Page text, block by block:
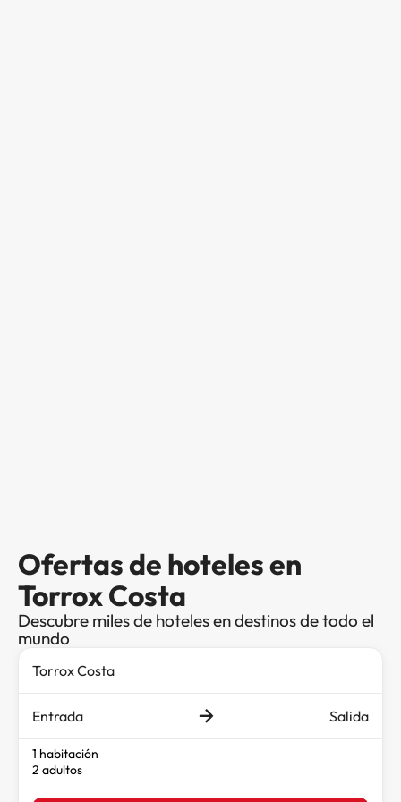
Ofertas de hoteles en
Torrox Costa
Descubre miles de hoteles en destinos de todo el
mundo
Entrada Salida
1 habitación
2 adultos